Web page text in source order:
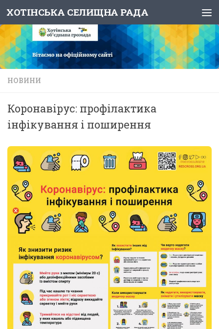
Skip to content
ХОТІНСЬКА СЕЛИЩНА РАДА
НОВИНИ
Коронавірус: профілактика
інфікування і поширення